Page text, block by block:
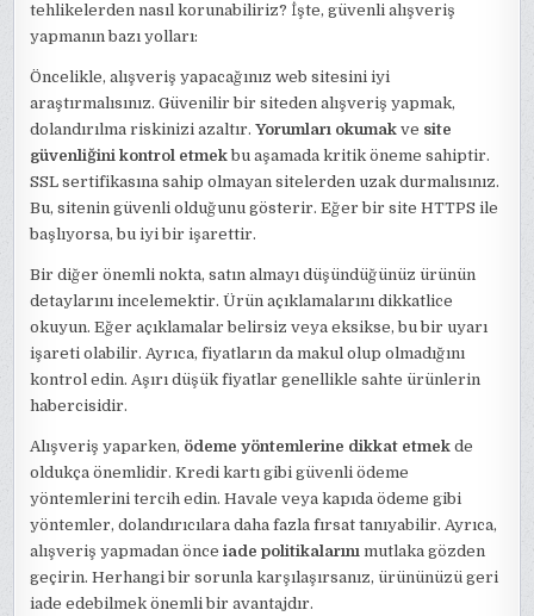
tehlikelerden nasıl korunabiliriz? İşte, güvenli alışveriş
yapmanın bazı yolları:
Öncelikle, alışveriş yapacağınız web sitesini iyi
araştırmalısınız. Güvenilir bir siteden alışveriş yapmak,
dolandırılma riskinizi azaltır.Yorumları okumak ve site
güvenliğini kontrol etmekbu aşamada kritik öneme sahiptir.
SSL sertifikasına sahip olmayan sitelerden uzak durmalısınız.
Bu, sitenin güvenli olduğunu gösterir. Eğer bir site HTTPS ile
başlıyorsa, bu iyi bir işarettir.
Bir diğer önemli nokta, satın almayı düşündüğünüz ürünün
detaylarını incelemektir. Ürün açıklamalarını dikkatlice
okuyun. Eğer açıklamalar belirsiz veya eksikse, bu bir uyarı
işareti olabilir. Ayrıca, fiyatların da makul olup olmadığını
kontrol edin. Aşırı düşük fiyatlar genellikle sahte ürünlerin
habercisidir.
Alışveriş yaparken, ödeme yöntemlerine dikkat etmek de
oldukça önemlidir. Kredi kartı gibi güvenli ödeme
yöntemlerini tercih edin. Havale veya kapıda ödeme gibi
yöntemler, dolandırıcılara daha fazla fırsat tanıyabilir. Ayrıca,
alışveriş yapmadan önceiade politikalarını mutlaka gözden
geçirin. Herhangi bir sorunla karşılaşırsanız, ürününüzü geri
iade edebilmek önemli bir avantajdır.